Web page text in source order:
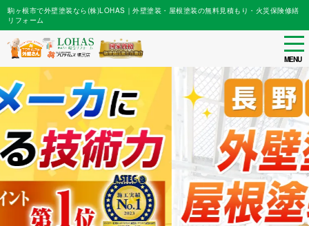
to
main
content
駒ヶ根市で外壁塗装なら(株)LOHAS｜外壁塗装・屋根塗装の無料見積もり・火災保険修繕
リフォーム
MENU